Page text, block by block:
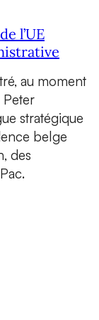
l’UE
au moment
stratégique
belge
des